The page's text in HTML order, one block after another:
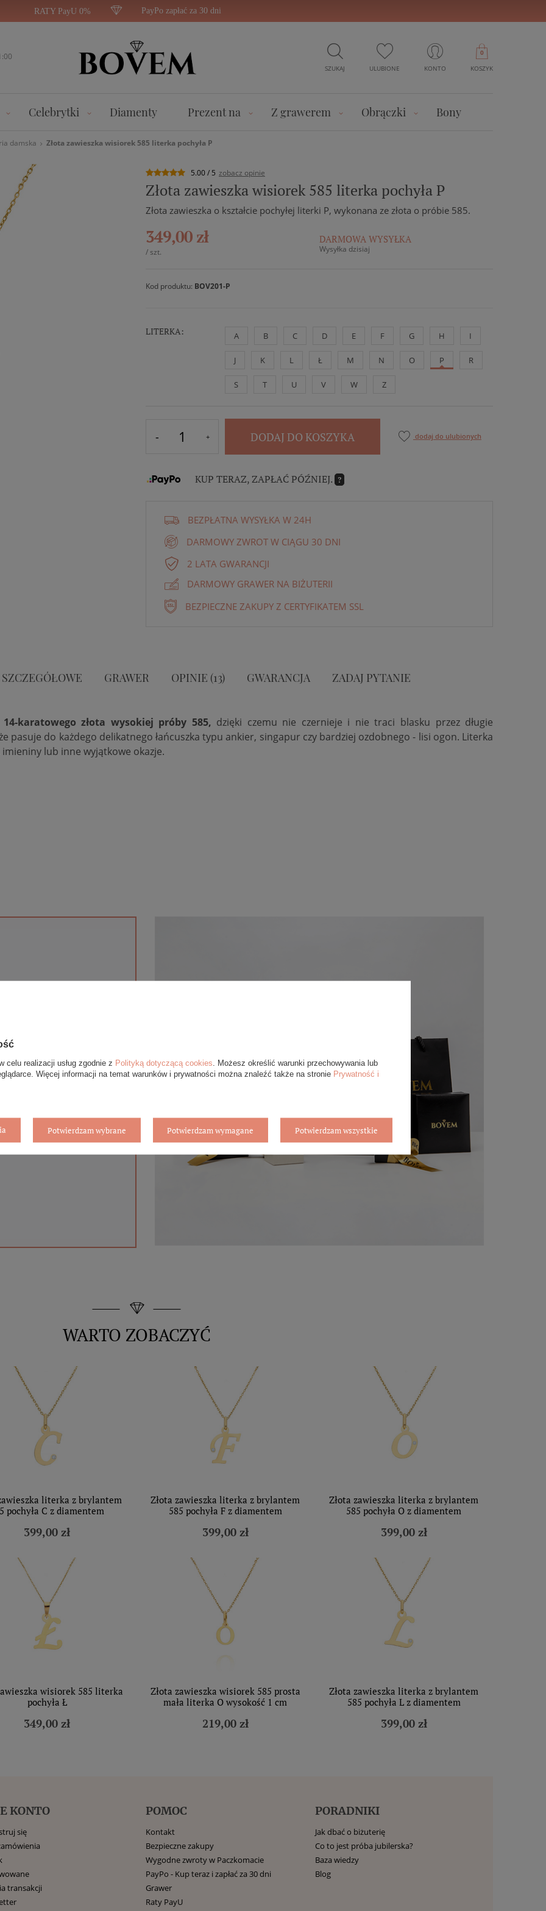
RATY PayU 0% PayPo zapłać za 30 dni
SZUKAJ ULUBIONE KONTO KOSZYK
0
Celebrytki Diamenty Prezent na Z grawerem Obrączki Bony
damska Złota zawieszka wisiorek 585 literka pochyła P
5.00 / 5 zobacz opinie
Złota zawieszka wisiorek 585 literka pochyła P
Złota zawieszka o kształcie pochyłej literki P, wykonana ze złota o próbie 585.
349,00 zł
/ szt.
DARMOWA WYSYŁKA
Wysyłka dzisiaj
Kod produktu: BOV201-P
LITERKA: A B C D E F G H I
J K L Ł M N O P R
S T U V W Z
DODAJ DO KOSZYKA dodaj do ulubionych
KUP TERAZ, ZAPŁAĆ PÓŹNIEJ. ?
BEZPŁATNA WYSYŁKA W 24H
DARMOWY ZWROT W CIĄGU 30 DNI
2 LATA GWARANCJI
DARMOWY GRAWER NA BIŻUTERII
BEZPIECZNE ZAKUPY Z CERTYFIKATEM SSL
GRAWER OPINIE (13) GWARANCJA ZADAJ PYTANIE
14-karatowego złota wysokiej próby 585, dzięki czemu nie czernieje i nie traci blasku przez długie
pasuje do każdego delikatnego łańcuszka typu ankier, singapur czy bardziej ozdobnego - lisi ogon. Literka
lub inne wyjątkowe okazje.
gratis
BOVEM
Do każdego
ekologicznej oraz
się różnić ze względu
WARTO ZOBACZYĆ
literka z brylantem
pochyła C z diamentem
399,00 zł
Złota zawieszka literka z brylantem
585 pochyła F z diamentem
399,00 zł
Złota zawieszka literka z brylantem
585 pochyła O z diamentem
399,00 zł
wisiorek 585 literka
pochyła Ł
349,00 zł
Złota zawieszka wisiorek 585 prosta
mała literka O wysokość 1 cm
219,00 zł
Złota zawieszka literka z brylantem
585 pochyła L z diamentem
399,00 zł
KONTO
się
transakcji
POMOC
Kontakt
Bezpieczne zakupy
Wygodne zwroty w Paczkomacie
PayPo - Kup teraz i zapłać za 30 dni
Grawer
Raty PayU
PORADNIKI
Jak dbać o biżuterię
Co to jest próba jubilerska?
Baza wiedzy
Blog
celu realizacji usług zgodnie z Polityką dotyczącą cookies . Możesz określić warunki przechowywania lub
Więcej informacji na temat warunków i prywatności można znaleźć także na stronie Prywatność i
Potwierdzam wybrane Potwierdzam wymagane Potwierdzam wszystkie